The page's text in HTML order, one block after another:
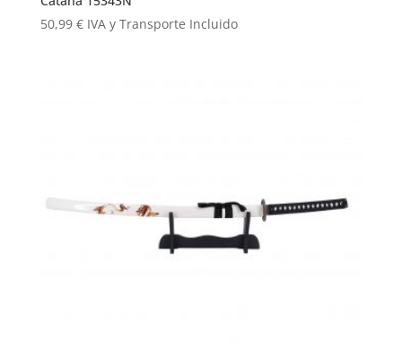
50,99 € IVA y Transporte Incluido